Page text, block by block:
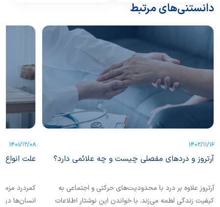
دانستنی‌های مرتبط
1402/11/16
آرتروز و دردهای مفصلی چیست و چه علائمی دارد؟
آرتروز علاوه بر درد با محدودیت‌های حرکتی و اجتماعی به
کیفیت زندگی لطمه می‌زند. با خواندن این نوشتار اطلاعات
1401/12/08
علت
انسان‌ها در